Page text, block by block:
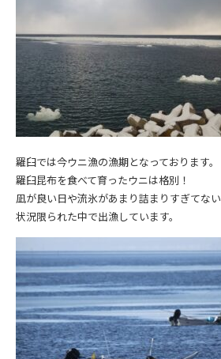
羅臼では今ウニ漁の漁期となっております。
羅臼昆布を食べて育ったウニは格別！
凪が良い日や流氷があまり詰まりすぎてな
状況限られた中で出漁しています。